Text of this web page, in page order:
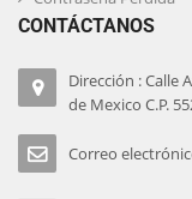
CONTÁCTANOS
Dirección : Calle
de Mexico C.P.
Correo